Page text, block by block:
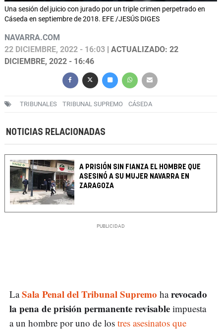
Una sesión del juicio con jurado por un triple crimen perpetrado en
Cáseda en septiembre de 2018. EFE /JESÚS DIGES
NAVARRA.COM
22 DICIEMBRE, 2022 - 16:03 | ACTUALIZADO: 22
DICIEMBRE, 2022 - 16:46
TRIBUNALES TRIBUNAL SUPREMO CÁSEDA
NOTICIAS RELACIONADAS
A PRISIÓN SIN FIANZA EL HOMBRE QUE
ASESINÓ A SU MUJER NAVARRA EN
ZARAGOZA
LaSala Penal del Tribunal Supremo harevocado
la pena de prisión permanente revisable impuesta
a un hombre por uno de los tres asesinatos que